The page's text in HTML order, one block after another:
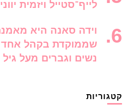
לייף־סטייל ויזמית
וידה סאנה היא
שממוקדת בקהל אחד
נשים וגברים מעל גיל 30
קטגוריות